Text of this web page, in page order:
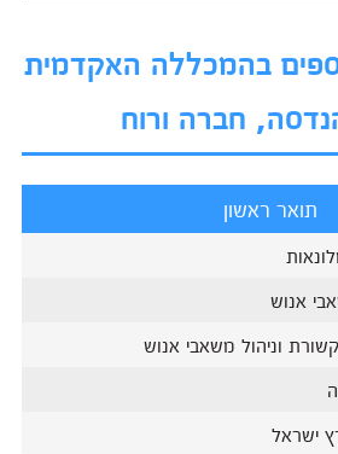
בהמכללה האקדמית
חברה ורוח
תואר ראשון
אנוש
וניהול משאבי אנוש
ישראל